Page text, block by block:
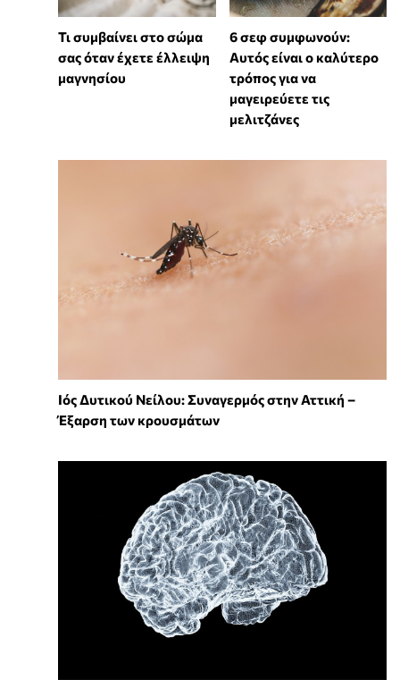
Τι συμβαίνει στο σώμα
σας όταν έχετε έλλειψη
μαγνησίου
6 σεφ συμφωνούν:
Αυτός είναι ο καλύτερο
τρόπος για να
μαγειρεύετε τις
μελιτζάνες
Ιός Δυτικού Νείλου: Συναγερμός στην Αττική –
Έξαρση των κρουσμάτων